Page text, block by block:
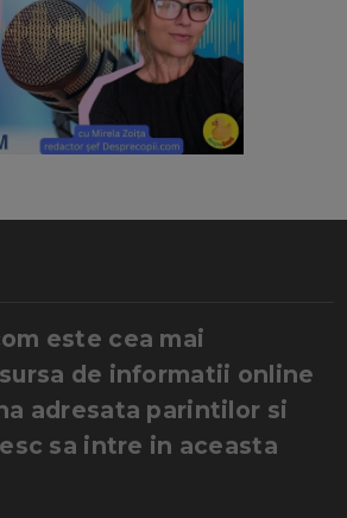
este cea mai
de informatii online
adresata parintilor si
sa intre in aceasta